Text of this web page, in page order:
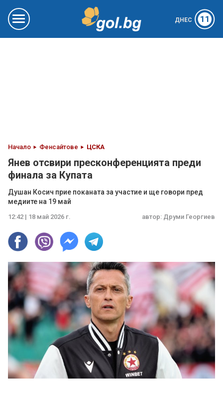
ДНЕС 11
Начало Фенсайтове ЦСКА
Янев отсвири пресконференцията преди
финала за Купата
Душан Косич прие поканата за участие и ще говори пред
медиите на 19 май
12:42 | 18 май 2026 г. автор: Друми Георгиев